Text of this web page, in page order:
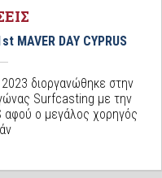
MAVER DAY CYPRUS
διοργανώθηκε στην
Surfcasting με την
αφού ο μεγάλος χορηγός